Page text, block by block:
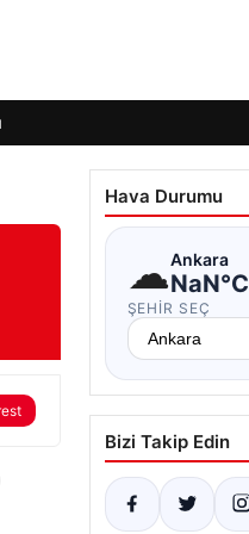
Hava Durumu
☁Ankara
NaN°C
ŞEHIR SEÇ
Bizi Takip Edin